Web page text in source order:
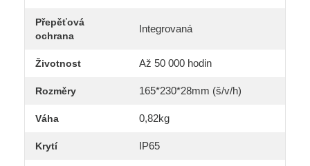
Přepěťová
ochrana
Integrovaná
Životnost Až 50 000 hodin
Rozměry 165*230*28mm (š/v/h)
Váha 0,82kg
Krytí IP65